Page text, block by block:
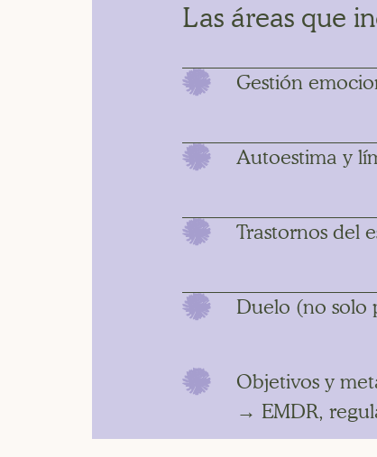
Las áreas que
Gestión
Autoestima y
Trastornos del
Duelo (no solo
Objetivos y
→ EMDR,